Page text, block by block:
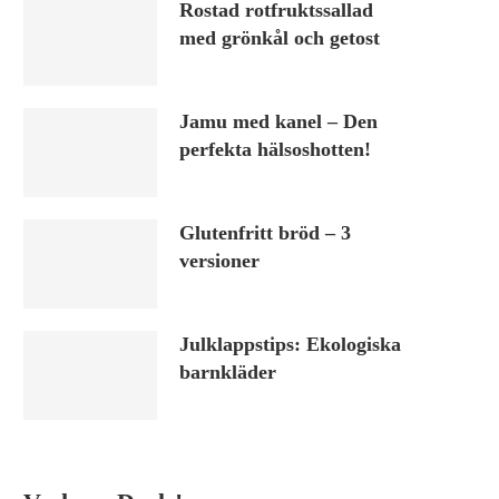
Rostad rotfruktssallad
med grönkål och getost
Jamu med kanel – Den
perfekta hälsoshotten!
Glutenfritt bröd – 3
versioner
Julklappstips: Ekologiska
barnkläder